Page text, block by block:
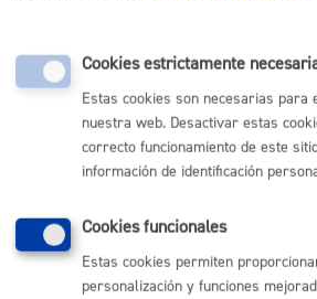
Comunícate con el Ayuntamiento de
Sebastián
(gratuito desde Donostia / San
(+34) 943 481 000
Informar de un error en la web
Enlaces útiles
Cookies estrictamente
Estas cookies son necesarias para
nuestra web. Desactivar estas
correcto funcionamiento de este
información de identificación
Cookies funcionales
Estas cookies permiten
personalización y funciones